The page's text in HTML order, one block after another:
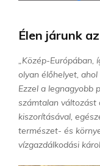
Élen járunk
„Közép-Európában,
olyan élőhelyet,
Ezzel a legnagyobb
számtalan változást
kiszorításával,
természet- és
vízgazdálkodási